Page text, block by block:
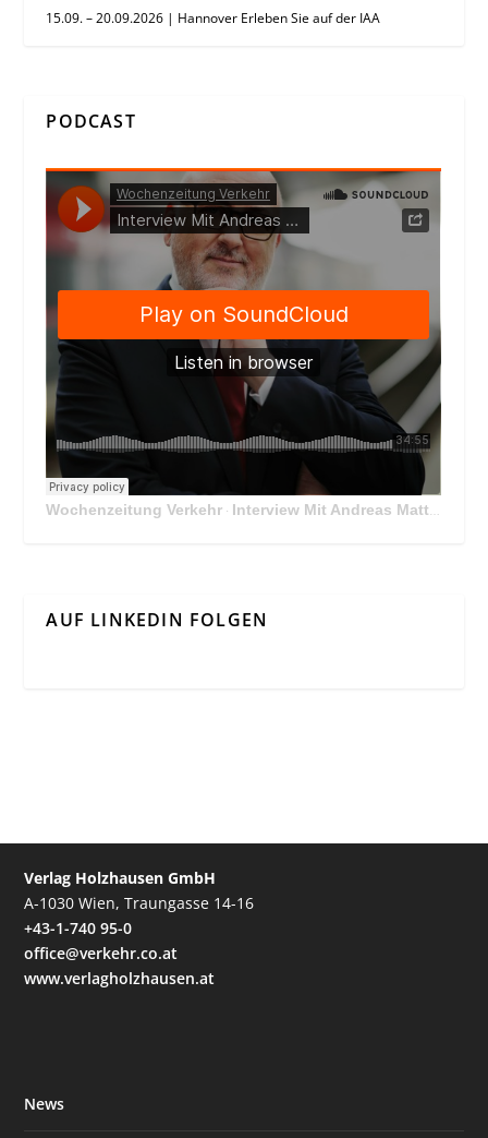
15.09. – 20.09.2026 | Hannover Erleben Sie auf der IAA
PODCAST
Wochenzeitung Verkehr · Interview Mit Andreas Matthä, CEO der ÖBB Holding
AUF LINKEDIN FOLGEN
Verlag Holzhausen GmbH
A-1030 Wien, Traungasse 14-16
+43-1-740 95-0
office@verkehr.co.at
www.verlagholzhausen.at
News